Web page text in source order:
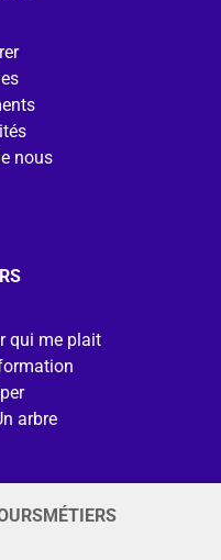
nous
qui me plait
arbre